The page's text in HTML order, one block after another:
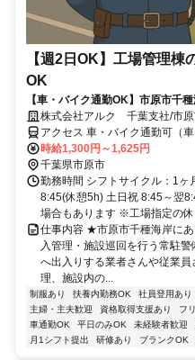
【週2日OK】工場管理棟
OK
【車・バイク通勤OK】市原市千
付・巡回中心の常駐警備です。◎
から相談OK。
株式会社アルク 千葉支社/市
アクセス 車・バイク通勤可（
規定支給します）
時給1,300円～1,625円
千葉県市原市
勤務時間 シフトサイクル：1
8:45(休憩5h) 土日祝 8:45～翌
場合もあります ※工場指定の休
仕事内容 ★市原市千種海岸に
入管理・施設巡回を行う常駐
へ出入りする業者さんや従業
理、施設内の...
制服あり 扶養内勤務OK 社員登用あり
主婦・主夫歓迎
資格取得支援あり フ
車通勤OK
平日のみOK 未経験者歓迎
月1シフト提出
研修あり ブランクOK